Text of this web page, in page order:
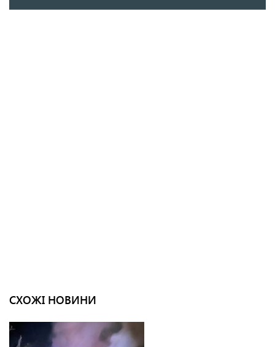
СХОЖІ НОВИНИ